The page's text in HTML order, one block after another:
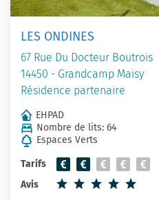
LES ONDINES
67 Rue Du Docteur Boutrois
14450 - Grandcamp Maisy
Résidence partenaire
EHPAD
Nombre de lits: 64
Espaces Verts
Tarifs
Avis